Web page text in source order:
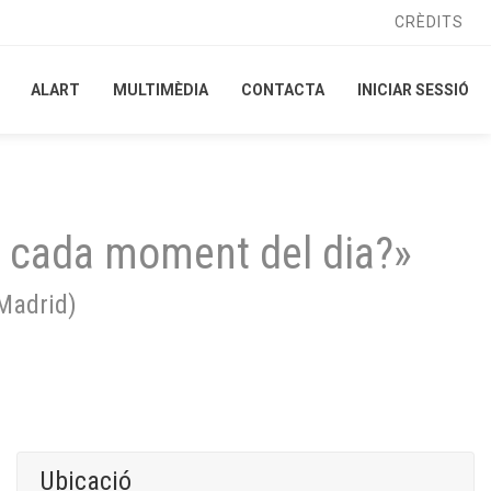
CRÈDITS
ALART MULTIMÈDIA CONTACTA INICIAR SESSIÓ
CRÈDITS
ALART MULTIMÈDIA CONTACTA INICIAR SESSIÓ
moment del dia?»
)
Ubicació